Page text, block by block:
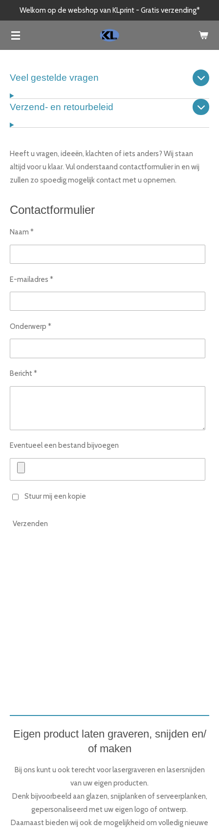
naar
de
Welkom op de webshop van KLprint - Gratis verzending*
Veel gestelde vragen
Verzend- en retourbeleid
Heeft u vragen, ideeën, klachten of iets anders? Wij staan
altijd voor u klaar. Vul onderstaand contactformulier in en wij
zullen zo spoedig mogelijk contact met u opnemen.
Contactformulier
Naam *
E-mailadres *
Onderwerp *
Bericht *
Eventueel een bestand bijvoegen
Stuur mij een kopie
Verzenden
Eigen product laten graveren, snijden en/
of maken
Bij ons kunt u ook terecht voor lasergraveren en lasersnijden
van uw eigen producten.
Denk bijvoorbeeld aan glazen, snijplanken of serveerplanken,
gepersonaliseerd met uw eigen logo of ontwerp.
Daarnaast bieden wij ook de mogelijkheid om volledig nieuwe